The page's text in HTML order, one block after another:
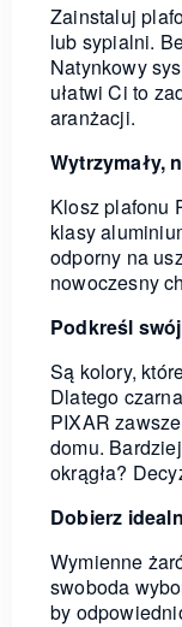
Zainstaluj
lub sypialni.
Natynkowy
ułatwi Ci to
aranżacji.
Wytrzymały,
Klosz plafonu
klasy
odporny na
nowoczesny
Podkreśl
Są kolory,
Dlatego
PIXAR
domu.
okrągła?
Dobierz
Wymienne
swoboda
by